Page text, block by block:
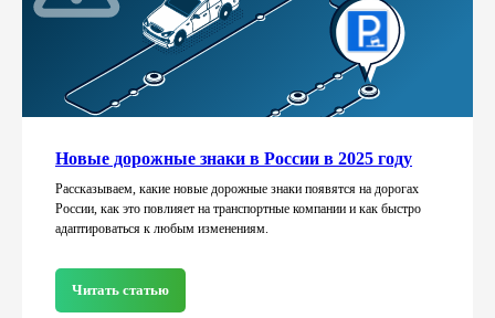
Новые дорожные знаки в России в 2025 году
Рассказываем, какие новые дорожные знаки появятся на дорогах
России, как это повлияет на транспортные компании и как быстро
адаптироваться к любым изменениям.
Читать статью